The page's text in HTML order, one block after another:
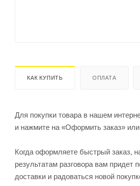
КАК КУПИТЬ ОПЛАТА
Для покупки товара в нашем
и нажмите на «Оформить заказ»
Когда оформляете быстрый заказ,
результатам разговора вам
доставки и радоваться новой